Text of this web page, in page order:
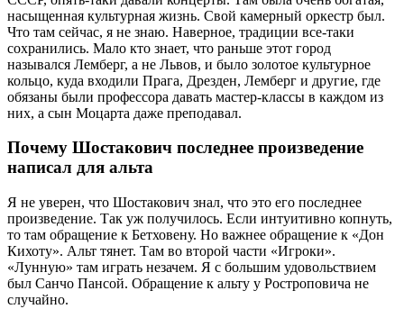
насыщенная культурная жизнь. Свой камерный оркестр был.
Что там сейчас, я не знаю. Наверное, традиции все-таки
сохранились. Мало кто знает, что раньше этот город
назывался Лемберг, а не Львов, и было золотое культурное
кольцо, куда входили Прага, Дрезден, Лемберг и другие, где
обязаны были профессора давать мастер-классы в каждом из
них, а сын Моцарта даже преподавал.
Почему Шостакович последнее произведение
написал для альта
Я не уверен, что Шостакович знал, что это его последнее
произведение. Так уж получилось. Если интуитивно копнуть,
то там обращение к Бетховену. Но важнее обращение к «Дон
Кихоту». Альт тянет. Там во второй части «Игроки».
«Лунную» там играть незачем. Я с большим удовольствием
был Санчо Пансой. Обращение к альту у Ростроповича не
случайно.